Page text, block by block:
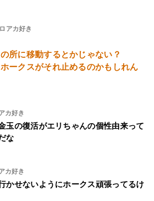
アカ好き
所に移動するとかじゃない？
ークスがそれ止めるのかもしれん
カ好き
玉の復活がエリちゃんの個性由来って
な
カ好き
かせないようにホークス頑張ってるけ